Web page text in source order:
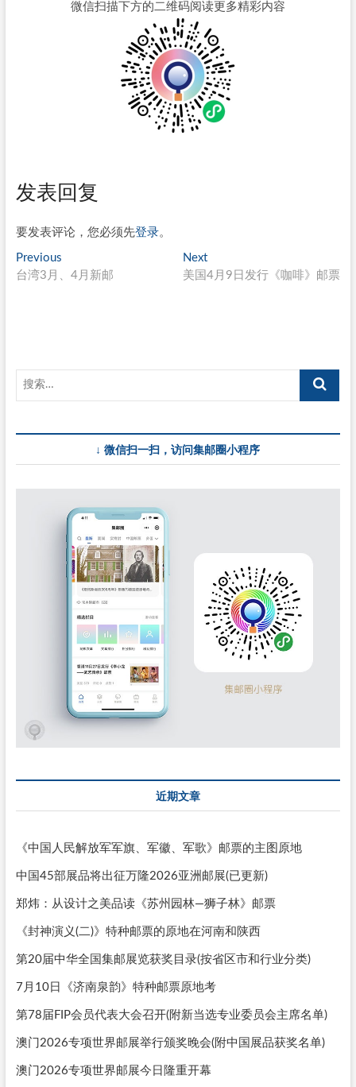
微信扫描下方的二维码阅读更多精彩内容
发表回复
要发表评论，您必须先登录。
文
章
PreviousPrevious
post:
台湾3月、4月新邮
NextNext
post:
美国4月9日发行《咖啡》邮票
↓ 微信扫一扫，访问集邮圈小程序
近期文章
《中国人民解放军军旗、军徽、军歌》邮票的主图原地
中国45部展品将出征万隆2026亚洲邮展(已更新)
郑炜：从设计之美品读《苏州园林—狮子林》邮票
《封神演义(二)》特种邮票的原地在河南和陕西
第20届中华全国集邮展览获奖目录(按省区市和行业分类)
7月10日《济南泉韵》特种邮票原地考
第78届FIP会员代表大会召开(附新当选专业委员会主席名单)
澳门2026专项世界邮展举行颁奖晚会(附中国展品获奖名单)
澳门2026专项世界邮展今日隆重开幕